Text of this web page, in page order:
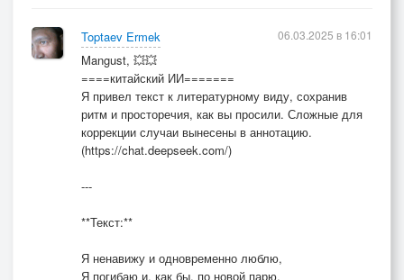
Toptaev Ermek
Mangust, 💥💥
====китайский ИИ=======
Я привел текст к литературному виду, сохранив
ритм и просторечия, как вы просили. Сложные для
коррекции случаи вынесены в аннотацию.
(https://chat.deepseek.com/)
---
**Текст:**
Я ненавижу и одновременно люблю,
Я погибаю и, как бы, по новой парю.
06.03.2025 в 16:01